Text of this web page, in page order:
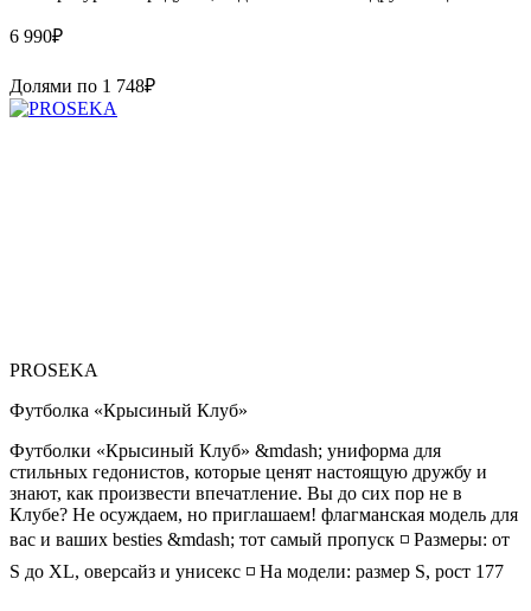
6 990₽
Долями по 1 748₽
PROSEKA
Футболка «Крысиный Клуб»
Футболки «Крысиный Клуб» &mdash; униформа для
стильных гедонистов, которые ценят настоящую дружбу и
знают, как произвести впечатление. Вы до сих пор не в
Клубе? Не осуждаем, но приглашаем! флагманская модель для
вас и ваших besties &mdash; тот самый пропуск ◽️ Размеры: от
S до XL, оверсайз и унисекс ◽️ На модели: размер S, рост 177